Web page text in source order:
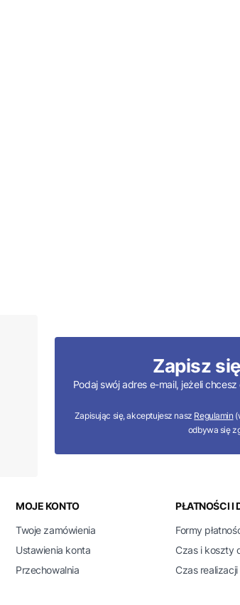
Zapisz
Podaj swój adres e-mail, jeżeli
Zapisując się, akceptujesz nasz Regulamin
odbywa się
MOJE KONTO
Twoje zamówienia
Ustawienia konta
Przechowalnia
PŁATNOŚCI I
Formy
Czas i koszty
Czas